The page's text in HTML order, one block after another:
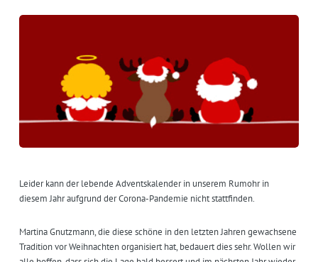
Leider kann der lebende Adventskalender in unserem Rumohr in
diesem Jahr aufgrund der Corona-Pandemie nicht stattfinden.
Martina Gnutzmann, die diese schöne in den letzten Jahren gewachsene
Tradition vor Weihnachten organisiert hat, bedauert dies sehr. Wollen wir